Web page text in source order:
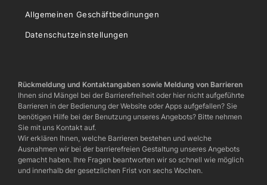
Allgemeinen Geschäftbedinungen
Datenschutzeinstellungen
Rückmeldung und Kontaktangaben sowie Meldung von Barrieren
Ihnen sind Mängel bei der Barrierefreiheit oder hier nicht aufgeführte
Barrieren in der Bedienung der Website oder Apps aufgefallen? Sie
benötigen Hilfe bei der Benutzung unseres Angebots? Bitte nehmen
Sie mit uns Kontakt auf.
Wir erklären Ihnen, welche Barrieren bestehen und welche
Ausnahmen wir bei der barrierefreien Gestaltung unseres Angebots
gemacht haben. Ihre Fragen beantworten wir so schnell wie möglich
und innerhalb der gesetzlichen Frist von sechs Wochen.